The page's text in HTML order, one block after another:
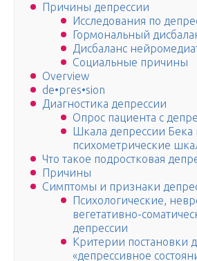
Причины депрессии
Исследования по
Гормональный
Дисбаланс
Социальные причины
Overview
de•pres•sion
Диагностика депрессии
Опрос пациента с
Шкала депрессии Бека
психометрические
Что такое подростковая
Причины
Симптомы и признаки
Психологические,
вегетативно-
депрессии
Критерии постановки
«депрессивное